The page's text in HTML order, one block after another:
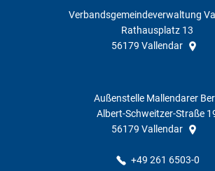
Verbandsgemeindeverwaltung
Rathausplatz 13
56179 Vallendar
Außenstelle Mallendarer
Albert-Schweitzer-Straße
56179 Vallendar
+49 261 6503-0